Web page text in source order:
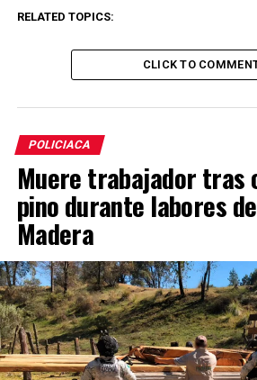
RELATED TOPICS:
CLICK TO
POLICIACA
Muere trabajador tras
pino durante labores
Madera